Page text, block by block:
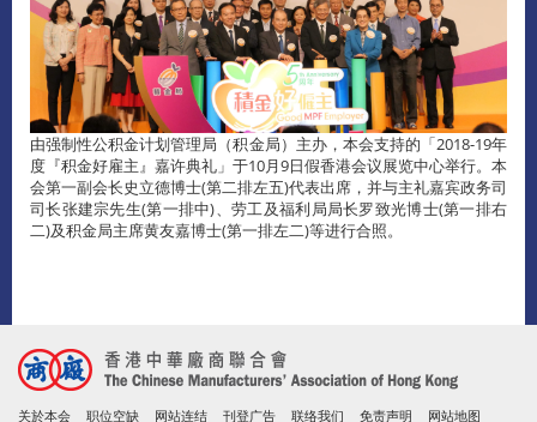
由强制性公积金计划管理局（积金局）主办，本会支持的「2018-19年
度『积金好雇主』嘉许典礼」于10月9日假香港会议展览中心举行。本
会第一副会长史立德博士(第二排左五)代表出席，并与主礼嘉宾政务司
司长张建宗先生(第一排中)、劳工及福利局局长罗致光博士(第一排右
二)及积金局主席黄友嘉博士(第一排左二)等进行合照。
关於本会 职位空缺 网站连结 刊登广告 联络我们 免责声明 网站地图